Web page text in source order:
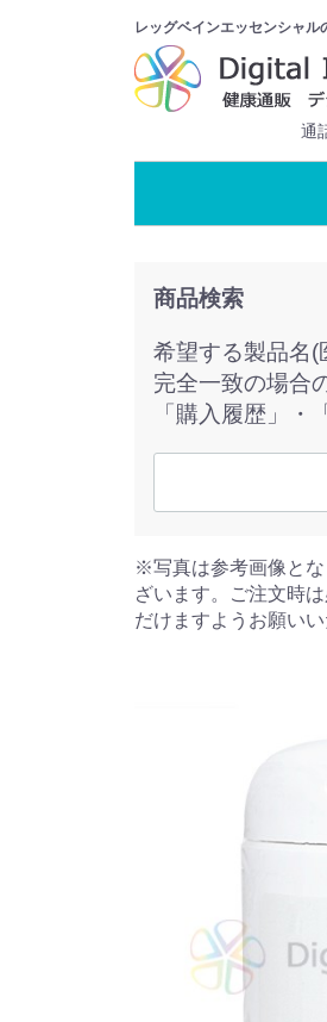
レッグベインエッセンシャル
通
商品検索
希望する製品名(
完全一致の場合
「購入履歴」・
※写真は参考画像と
ざいます。ご注文時
だけますようお願いい